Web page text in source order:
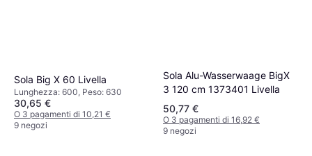
Sola Big X 60 Livella
Lunghezza: 600, Peso: 630
30,65 €
O 3 pagamenti di 10,21 €
9 negozi
Sola Alu-Wasserwaage BigX
3 120 cm 1373401 Livella
50,77 €
O 3 pagamenti di 16,92 €
9 negozi